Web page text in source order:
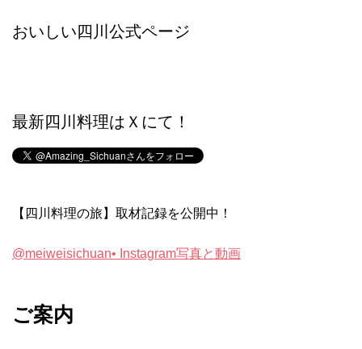
おいしい四川公式ページ
最新四川料理はＸにて！
【四川料理の旅】取材記録を公開中！
@meiweisichuan• Instagram写真と動画
ご案内